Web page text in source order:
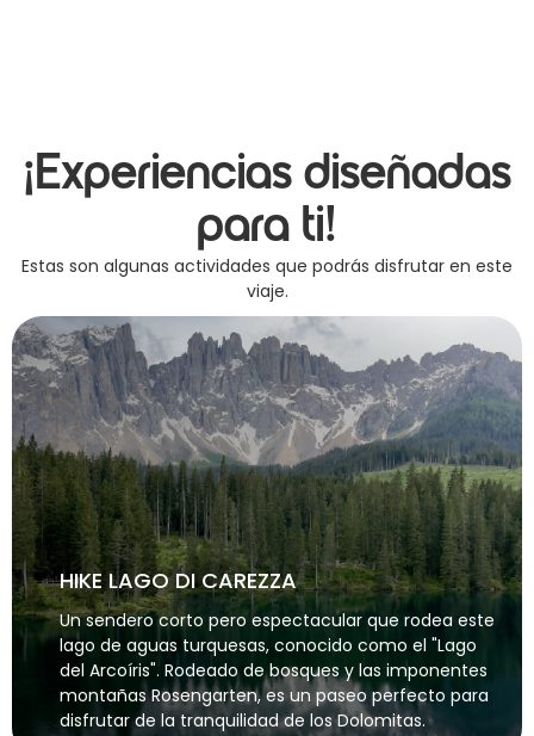
¡Experiencias diseñadas
para ti!
Estas son algunas actividades que podrás disfrutar en este
viaje.
HIKE LAGO DI CAREZZA
Un sendero corto pero espectacular que rodea este
lago de aguas turquesas, conocido como el "Lago
del Arcoíris". Rodeado de bosques y las imponentes
montañas Rosengarten, es un paseo perfecto para
disfrutar de la tranquilidad de los Dolomitas.